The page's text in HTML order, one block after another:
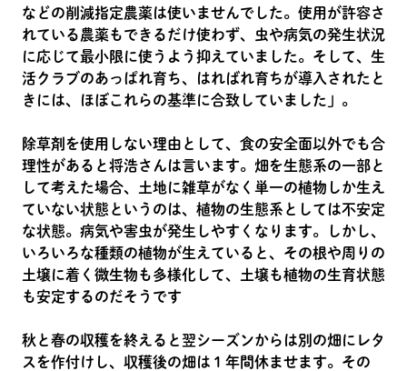
などの削減指定農薬は使いませんでした。使用が許容さ
れている農薬もできるだけ使わず、虫や病気の発生状況
に応じて最小限に使うよう抑えていました。そして、生
活クラブのあっぱれ育ち、はればれ育ちが導入されたと
きには、ほぼこれらの基準に合致していました」。
除草剤を使用しない理由として、食の安全面以外でも合
理性があると将浩さんは言います。畑を生態系の一部と
して考えた場合、土地に雑草がなく単一の植物しか生え
ていない状態というのは、植物の生態系としては不安定
な状態。病気や害虫が発生しやすくなります。しかし、
いろいろな種類の植物が生えていると、その根や周りの
土壌に着く微生物も多様化して、土壌も植物の生育状態
も安定するのだそうです
秋と春の収穫を終えると翌シーズンからは別の畑にレタ
スを作付けし、収穫後の畑は１年間休ませます。その